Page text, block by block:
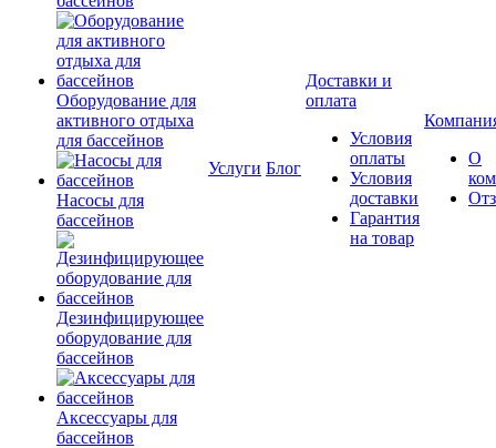
Оборудование для
активного отдыха
для бассейнов
Насосы для
бассейнов
Дезинфицирующее
оборудование для
бассейнов
Аксессуары для
бассейнов
Услуги Блог
Доставки и
оплата
Условия
оплаты
Условия
доставки
Гарантия
на товар
О